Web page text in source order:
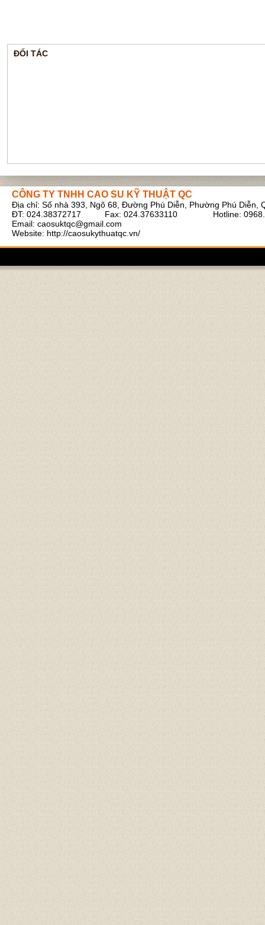
Ruột bình tích áp xe cẩu
ĐỐI TÁC
CÔNG TY TNHH CAO SU KỸ THUẬT QC
Địa chỉ: Số nhà 393, Ngõ 68, Đường Phú Diễn, Phường Phú Diễn,
ĐT: 024.38372717 Fax: 024.37633110 Hotline:
Email: caosuktqc@gmail.com
Website: http://caosukythuatqc.vn/